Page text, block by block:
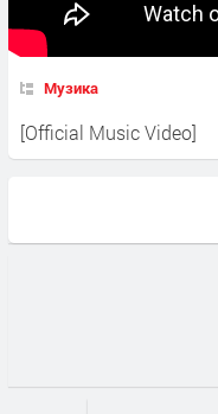
Музика
[Official Music Video]